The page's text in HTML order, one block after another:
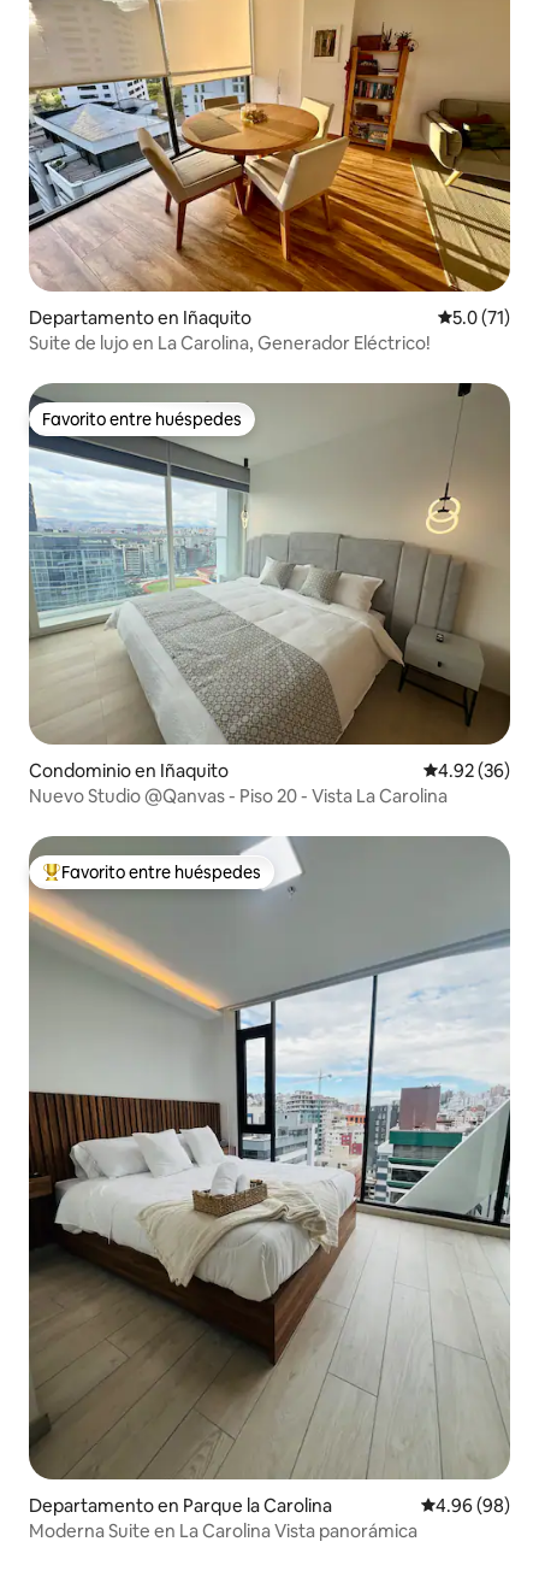
Departamento en Iñaquito Calificación
5.0 (71)
Suite de lujo en La Carolina, Generador Eléctrico!
Favorito entre huéspedes
Favorito entre huéspedes
Condominio en Iñaquito Calificación
4.92 (36)
Nuevo Studio @Qanvas - Piso 20 - Vista La Carolina
De los mejores en Favorito entre huéspedes
Favorito entre huéspedes
Departamento en Parque la Carolina Calificación
4.96 (98)
Moderna Suite en La Carolina Vista panorámica